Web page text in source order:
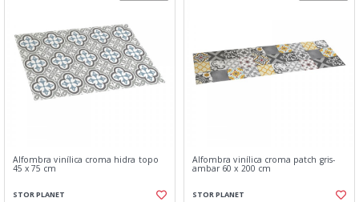
Alfombra vinílica croma hidra topo
45 x 75 cm
STOR PLANET
Alfombra vinílica croma patch gris-
ambar 60 x 200 cm
STOR PLANET